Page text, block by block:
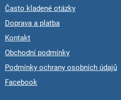
Často kladené otázky
Doprava a platba
Kontakt
Obchodní podmínky
Podmínky ochrany osobních údajů
Facebook